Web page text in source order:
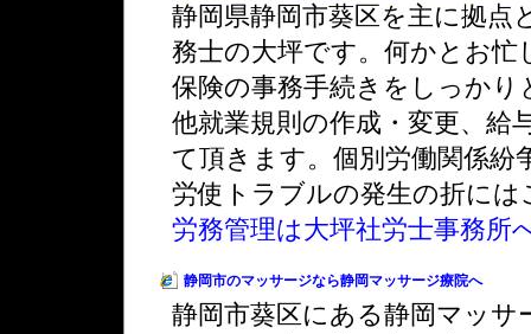
静岡県静岡市葵区を主に拠点
務士の大坪です。何かとお忙
保険の事務手続きをしっか
他就業規則の作成・変更、給
て頂きます。個別労働関係
労使トラブルの発生の折に
労務管理は大坪社労士事務
静岡市のマッサージなら静岡マッサージ療院へ
静岡市葵区にある静岡マッ